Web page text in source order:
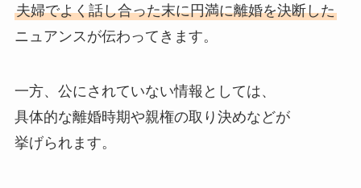
夫婦でよく話し合った末に円満に離婚を決断した
ニュアンスが伝わってきます。
一方、公にされていない情報としては、
具体的な離婚時期や親権の取り決めなどが
挙げられます。